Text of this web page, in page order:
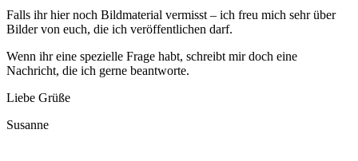
Falls ihr hier noch Bildmaterial vermisst – ich freu mich sehr über
Bilder von euch, die ich veröffentlichen darf.
Wenn ihr eine spezielle Frage habt, schreibt mir doch eine
Nachricht, die ich gerne beantworte.
Liebe Grüße
Susanne